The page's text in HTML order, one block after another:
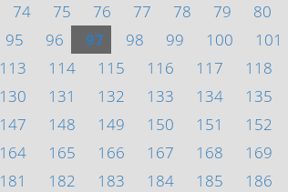
74 75 76 77 78 79 80
95 96 97 98 99 100 101
113 114 115 116 117 118
130 131 132 133 134 135
147 148 149 150 151 152
164 165 166 167 168 169
181 182 183 184 185 186